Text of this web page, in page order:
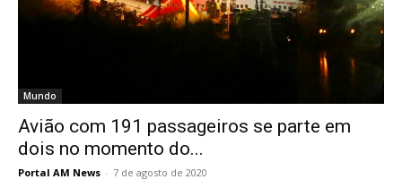
Mundo
Avião com 191 passageiros se parte em
dois no momento do...
Portal AM News - 7 de agosto de 2020